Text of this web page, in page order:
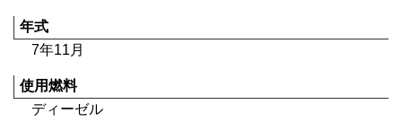
年式
7年11月
使用燃料
ディーゼル